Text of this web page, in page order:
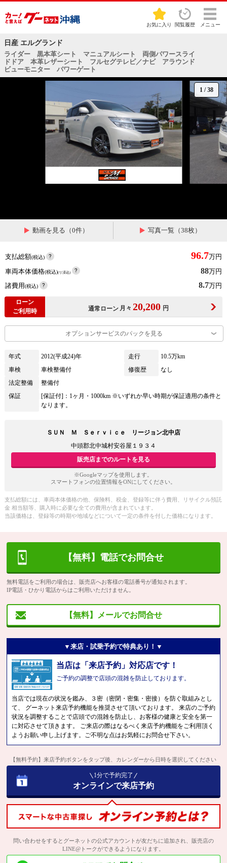
お気に入り 閲覧履歴 メニュー
日産 エルグランド
ライダー 黒本革シート マニュアルシート 両側パワースライ
ドドア 本革レザーシート フルセグテレビ／ナビ アラウンド
ビューモニター パワーゲート
1 /38
動画を見る（0件） 写真一覧（38枚）
支払総額(税込) 96.7万円
車両本体価格(税込)(リ済込) 88万円
諸費用(税込) 8.7万円
ローン
ご利用時
通常ローン 月々 20,200 円
オプションサービスのパックを見る
年式 2012(平成24)年 走行
10.5万km
車検
車検整備付 修復歴
なし
法定整備
整備付
保証
[保証付]：1ヶ月・1000km ※いずれか早い時期が保証適用の条件と
なります。
ＳＵＮ Ｍ Ｓｅｒｖｉｃｅ リージョン北中店
中頭郡北中城村安谷屋１９３４
販売店までのルートを見る
※Googleマップを使用します。
スマートフォンの位置情報をONにしてください。
支払総額には、車両本体価格の他、保険料、税金、登録等に伴う費用、リサイクル預託
金 相当額等、購入時に必要な全ての費用が含まれています。
当該価格は、登録等の時期や地域などについて一定の条件を付した価格になります。
【無料】電話でお問合せ
無料電話をご利用の場合は、販売店へお客様の電話番号が通知されます。
IP電話・ひかり電話からはご利用いただけません。
【無料】メールでお問合せ
▼来店・試乗予約で特典あり！▼
当店は「来店予約」対応店です！
ご予約の調整で店頭の混雑を防止しております。
当店では現在の状況を鑑み、３密（密閉・密集・密接）を防ぐ取組みとし
て、 グーネット来店予約機能を推奨させて頂いております。 来店のご予約
状況を調整することで店頭での混雑を防止し、お客様の健康と安全を第一
に対応させて頂きます。 ご来店の際はなるべく来店予約機能をご利用頂く
ようお願い申し上げます。ご不明な点はお気軽にお問合せ下さい。
【無料予約】来店予約ボタンをタップ後、カレンダーから日時を選択してください
1分で予約完了
オンラインで来店予約
問い合わせをするとグーネットの公式アカウントが友だちに追加され、販売店の
LINE@トークができるようになります。